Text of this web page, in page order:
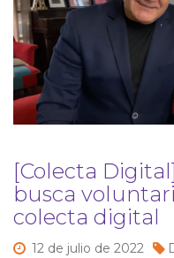
[Colecta
busca
colecta digital
12 de julio de 2022